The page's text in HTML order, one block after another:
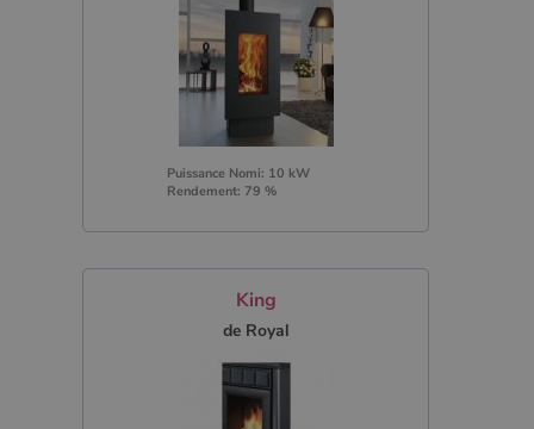
Puissance Nomi: 10 kW
Rendement: 79 %
King
de Royal